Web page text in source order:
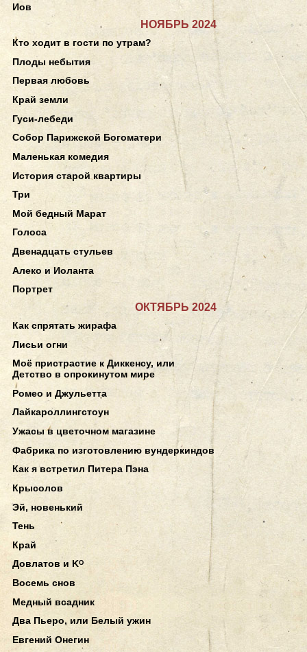
Иов
НОЯБРЬ 2024
Кто ходит в гости по утрам?
Плоды небытия
Первая любовь
Край земли
Гуси-лебеди
Собор Парижской Богоматери
Маленькая комедия
История старой квартиры
Три
Мой бедный Марат
Голоса
Двенадцать стульев
Алеко и Иоланта
Портрет
ОКТЯБРЬ 2024
Как спрятать жирафа
Лисьи огни
Моё пристрастие к Диккенсу, или
Детство в опрокинутом мире
Ромео и Джульетта
Лайкароллингстоун
Ужасы в цветочном магазине
Фабрика по изготовлению вундеркиндов
Как я встретил Питера Пэна
Крысолов
Эй, новенький
Тень
Край
Довлатов и Kᴼ
Восемь снов
Медный всадник
Два Пьеро, или Белый ужин
Евгений Онегин